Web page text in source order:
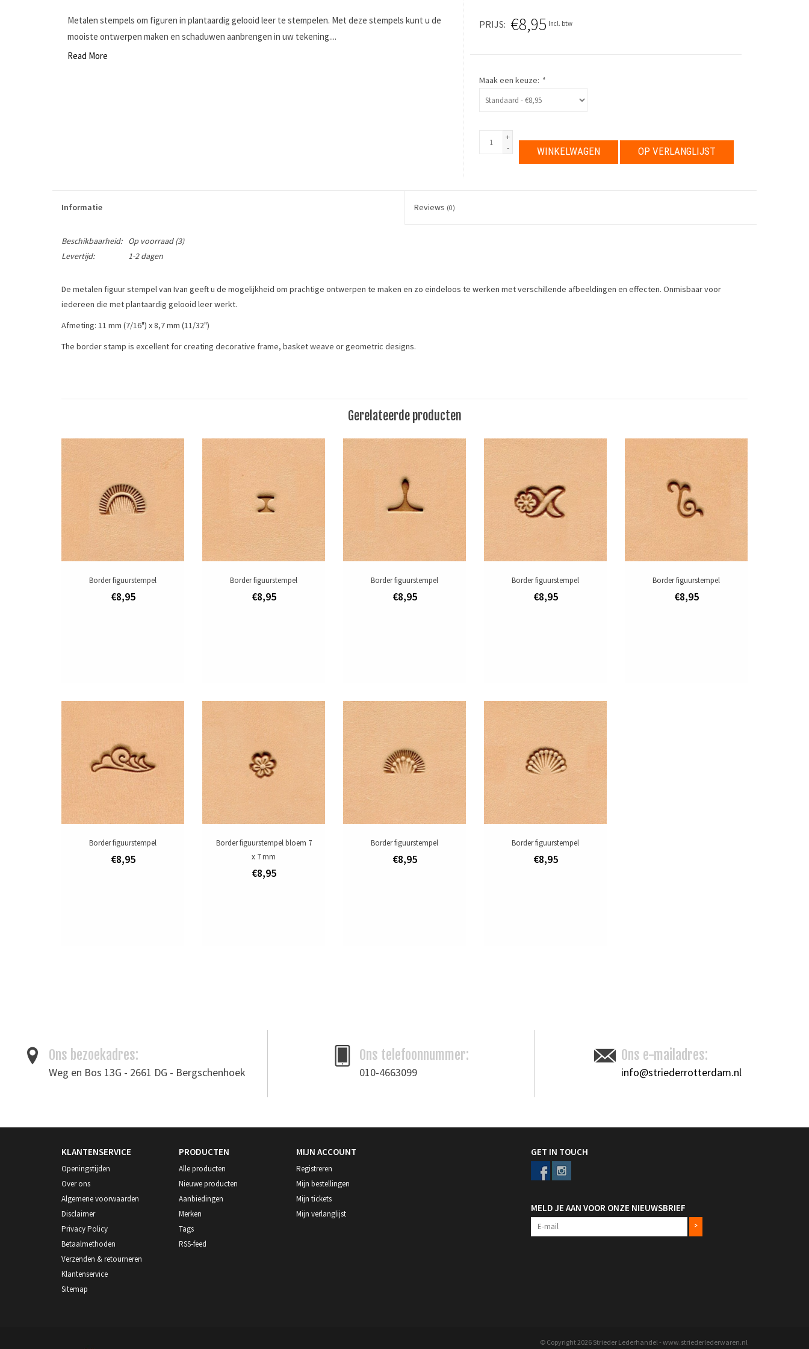
PRIJS €8,95 Incl. btw
Maak een keuze: *
+
-
WINKELWAGEN OP VERLANGLIJST
Metalen stempels om figuren in plantaardig gelooid leer te stempelen. Met deze stempels kunt u de
mooiste ontwerpen maken en schaduwen aanbrengen in uw tekening....
Read More
Informatie Reviews (0)
Beschikbaarheid: Op voorraad(3)
Levertijd:
1-2 dagen
De metalen figuur stempel van Ivan geeft u de mogelijkheid om prachtige ontwerpen te maken en zo eindeloos te werken met verschillende afbeeldingen en effecten. Onmisbaar voor
iedereen die met plantaardig gelooid leer werkt.
Afmeting: 11 mm (7/16") x 8,7 mm (11/32")
The border stamp is excellent for creating decorative frame, basket weave or geometric designs.
Gerelateerde producten
Border figuurstempel
€8,95
Border figuurstempel
€8,95
Border figuurstempel
€8,95
Border figuurstempel
€8,95
Border figuurstempel
€8,95
Border figuurstempel
€8,95
Border figuurstempel bloem 7
x 7 mm
€8,95
Border figuurstempel
€8,95
Border figuurstempel
€8,95
Ons bezoekadres:
Weg en Bos 13G - 2661 DG - Bergschenhoek
Ons telefoonnummer:
010-4663099
Ons e-mailadres:
info@striederrotterdam.nl
KLANTENSERVICE
Openingstijden
Over ons
Algemene voorwaarden
Disclaimer
Privacy Policy
Betaalmethoden
Verzenden & retourneren
Klantenservice
Sitemap
PRODUCTEN
Alle producten
Nieuwe producten
Aanbiedingen
Merken
Tags
RSS-feed
MIJN ACCOUNT
Registreren
Mijn bestellingen
Mijn tickets
Mijn verlanglijst
GET IN TOUCH
MELD JE AAN VOOR ONZE NIEUWSBRIEF
>
© Copyright 2026 Strieder Lederhandel - www.striederlederwaren.nl